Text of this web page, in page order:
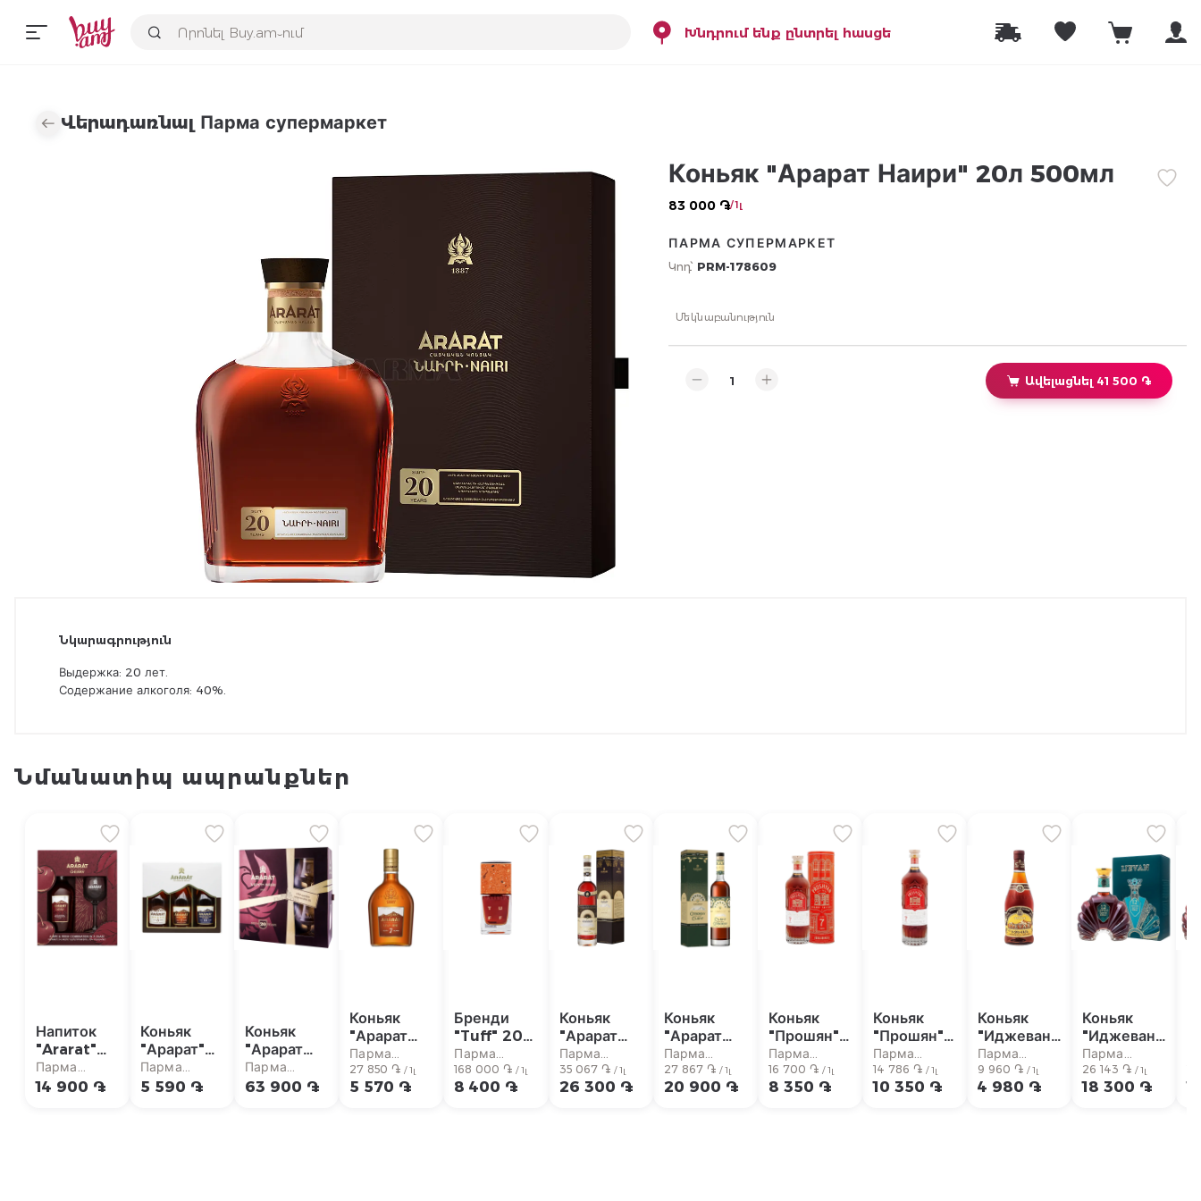
Խնդրում ենք ընտրել հասցե
Վերադառնալ Парма супермаркет
Коньяк "Арарат Наири" 20л 500мл
83 000 ֏/ 1լ
ПАРМА СУПЕРМАРКЕТ
Կոդ՝ PRM-178609
Մեկնաբանություն
Ավելացնել 41 500 ֏
Նկարագրություն
Выдержка: 20 лет.
Содержание алкоголя: 40%.
Նմանատիպ ապրանքներ
Напиток
"Ararat"
вишневый,
+1 стакана
Парма
супермаркет
14 900 ֏
Коньяк
"Арарат"
3шт 50мл
Парма
супермаркет
5 590 ֏
Коньяк
"Арарат
Наири"
20л
Парма
супермаркет
63 900 ֏
Коньяк
"Арарат
Ани" 7л
200мл
Парма
супермаркет
27 850 ֏ / 1լ
5 570 ֏
Бренди
"Tuff" 20л
50мл
Парма
супермаркет
168 000 ֏ / 1լ
8 400 ֏
Коньяк
"Арарат
Армениа"
10л 750мл
Парма
супермаркет
35 067 ֏ / 1լ
26 300 ֏
Коньяк
"Арарат
Отборни"
7л 750мл
Парма
супермаркет
27 867 ֏ / 1լ
20 900 ֏
Коньяк
"Прошян"
7л 500мл
Парма
супермаркет
16 700 ֏ / 1լ
8 350 ֏
Коньяк
"Прошян"
7л 700мл
Парма
супермаркет
14 786 ֏ / 1լ
10 350 ֏
Коньяк
"Иджеван"
5л 500мл
Парма
супермаркет
9 960 ֏ / 1լ
4 980 ֏
Коньяк
"Иджеван
Special
Edition"
12л 700ml
Парма
супермаркет
26 143 ֏ / 1լ
18 300 ֏